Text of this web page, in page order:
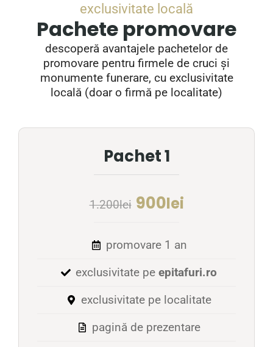
exclusivitate locală
Pachete promovare
descoperă avantajele pachetelor de
promovare pentru firmele de cruci și
monumente funerare, cu exclusivitate
locală (doar o firmă pe localitate)
Pachet 1
1.200lei 900lei
promovare 1 an
exclusivitate pe epitafuri.ro
exclusivitate pe localitate
pagină de prezentare